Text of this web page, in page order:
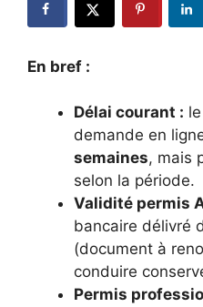
En bref :
Délai courant :
demande en
semaines, mais
selon la période.
Validité permis
bancaire délivré
(document à
conduire
Permis